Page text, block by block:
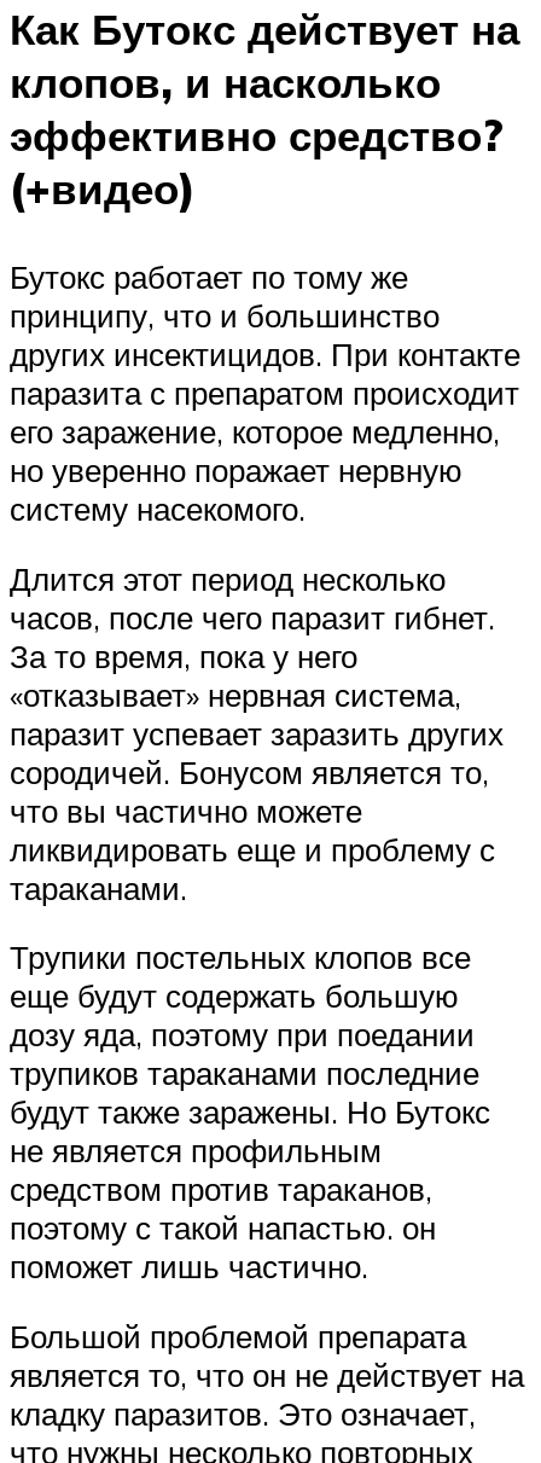
Как Бутокс действует на
клопов, и насколько
эффективно средство?
(+видео)
Бутокс работает по тому же
принципу, что и большинство
других инсектицидов. При контакте
паразита с препаратом происходит
его заражение, которое медленно,
но уверенно поражает нервную
систему насекомого.
Длится этот период несколько
часов, после чего паразит гибнет.
За то время, пока у него
«отказывает» нервная система,
паразит успевает заразить других
сородичей. Бонусом является то,
что вы частично можете
ликвидировать еще и проблему с
тараканами.
Трупики постельных клопов все
еще будут содержать большую
дозу яда, поэтому при поедании
трупиков тараканами последние
будут также заражены. Но Бутокс
не является профильным
средством против тараканов,
поэтому с такой напастью. он
поможет лишь частично.
Большой проблемой препарата
является то, что он не действует на
кладку паразитов. Это означает,
что нужны несколько повторных